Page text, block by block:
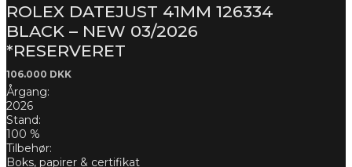
ROLEX DATEJUST 41MM 126334
BLACK – NEW 03/2026
*RESERVERET
106.000 DKK
Årgang:
2026
Stand:
100 %
Tilbehør:
Boks, papirer & certifikat